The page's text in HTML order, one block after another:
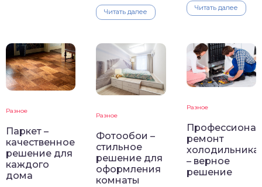
Читать далее Читать далее
Разное
Паркет –
качественное
решение для
каждого
дома
Разное
Фотообои –
стильное
решение для
оформления
комнаты
Разное
ремонт
холодильника
– верное
решение